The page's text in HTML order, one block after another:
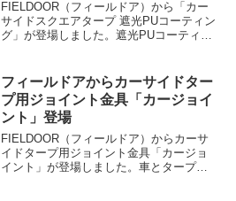
FIELDOOR（フィールドア）から「カー
サイドスクエアタープ 遮光PUコーティン
グ」が登場しました。遮光PUコーティン
効果もあり、高いUVカット率もポイント
です。詳細をレビューします。
フィールドアからカーサイドター
プ用ジョイント金具「カージョイ
ント」登場
FIELDOOR（フィールドア）からカーサ
イドタープ用ジョイント金具「カージョ
イント」が登場しました。車とタープを